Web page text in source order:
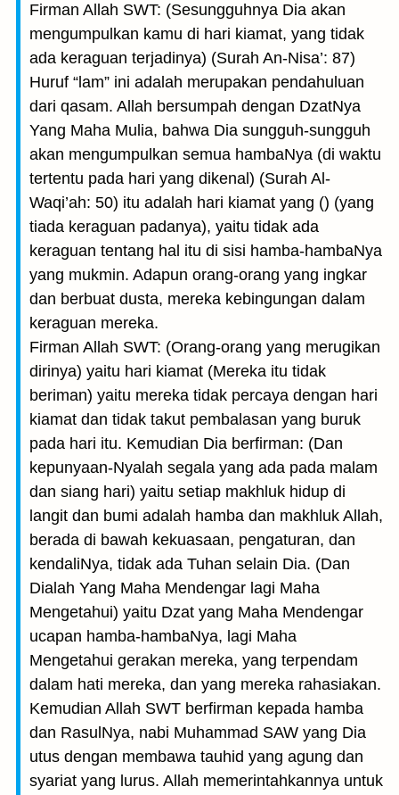
Firman Allah SWT: (Sesungguhnya Dia akan
mengumpulkan kamu di hari kiamat, yang tidak
ada keraguan terjadinya) (Surah An-Nisa’: 87)
Huruf “lam” ini adalah merupakan pendahuluan
dari qasam. Allah bersumpah dengan DzatNya
Yang Maha Mulia, bahwa Dia sungguh-sungguh
akan mengumpulkan semua hambaNya (di waktu
tertentu pada hari yang dikenal) (Surah Al-
Waqi’ah: 50) itu adalah hari kiamat yang () (yang
tiada keraguan padanya), yaitu tidak ada
keraguan tentang hal itu di sisi hamba-hambaNya
yang mukmin. Adapun orang-orang yang ingkar
dan berbuat dusta, mereka kebingungan dalam
keraguan mereka.
Firman Allah SWT: (Orang-orang yang merugikan
dirinya) yaitu hari kiamat (Mereka itu tidak
beriman) yaitu mereka tidak percaya dengan hari
kiamat dan tidak takut pembalasan yang buruk
pada hari itu. Kemudian Dia berfirman: (Dan
kepunyaan-Nyalah segala yang ada pada malam
dan siang hari) yaitu setiap makhluk hidup di
langit dan bumi adalah hamba dan makhluk Allah,
berada di bawah kekuasaan, pengaturan, dan
kendaliNya, tidak ada Tuhan selain Dia. (Dan
Dialah Yang Maha Mendengar lagi Maha
Mengetahui) yaitu Dzat yang Maha Mendengar
ucapan hamba-hambaNya, lagi Maha
Mengetahui gerakan mereka, yang terpendam
dalam hati mereka, dan yang mereka rahasiakan.
Kemudian Allah SWT berfirman kepada hamba
dan RasulNya, nabi Muhammad SAW yang Dia
utus dengan membawa tauhid yang agung dan
syariat yang lurus. Allah memerintahkannya untuk